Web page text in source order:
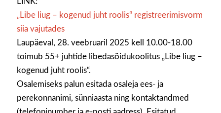
„Libe liug – kogenud juht roolis“ registreerimisvorm
siia vajutades
Laupäeval, 28. veebruaril 2025 kell 10.00-18.00
toimub 55+ juhtide libedasõidukoolitus „Libe liug –
kogenud juht roolis“.
Osalemiseks palun esitada osaleja ees- ja
perekonnanimi, sünniaasta ning kontaktandmed